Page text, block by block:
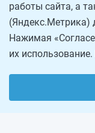
работы сайта, а
(Яндекс.Метрика)
Нажимая
их использование.